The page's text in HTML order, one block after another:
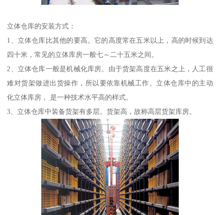
立体仓库的安装方式：
1、立体仓库比其他的要高。它的高度常在五米以上，高的时候到达
四十米，常见的立体库房一般七～二十五米之间。
2、立体仓库一般是机械化库房。由于货架高度在五米之上，人工很
难对货架做进出货操作，所以要依靠机械工作。立体仓库中的主动
化立体库房， 是一种技术水平高的样式。
3、立体仓库中装备货架有多层。货架高，故称高层货架库房。